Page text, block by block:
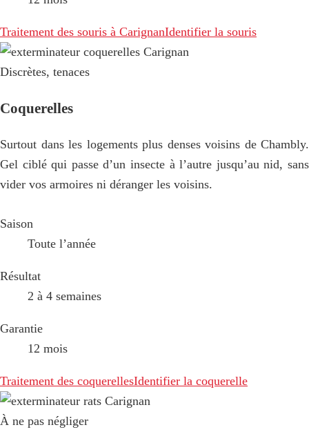
Traitement des souris à CarignanIdentifier la souris
Discrètes, tenaces
Coquerelles
Surtout dans les logements plus denses voisins de Chambly.
Gel ciblé qui passe d’un insecte à l’autre jusqu’au nid, sans
vider vos armoires ni déranger les voisins.
Saison
Toute l’année
Résultat
2 à 4 semaines
Garantie
12 mois
Traitement des coquerellesIdentifier la coquerelle
À ne pas négliger